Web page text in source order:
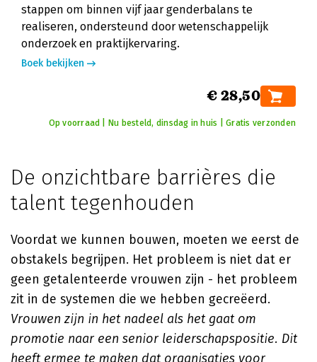
stappen om binnen vijf jaar genderbalans te
realiseren, ondersteund door wetenschappelijk
onderzoek en praktijkervaring.
Boek bekijken
€ 28,50
Op voorraad | Nu besteld, dinsdag in huis | Gratis verzonden
De onzichtbare barrières die
talent tegenhouden
Voordat we kunnen bouwen, moeten we eerst de
obstakels begrijpen. Het probleem is niet dat er
geen getalenteerde vrouwen zijn - het probleem
zit in de systemen die we hebben gecreëerd.
Vrouwen zijn in het nadeel als het gaat om
promotie naar een senior leiderschapspositie. Dit
heeft ermee te maken dat organisaties voor